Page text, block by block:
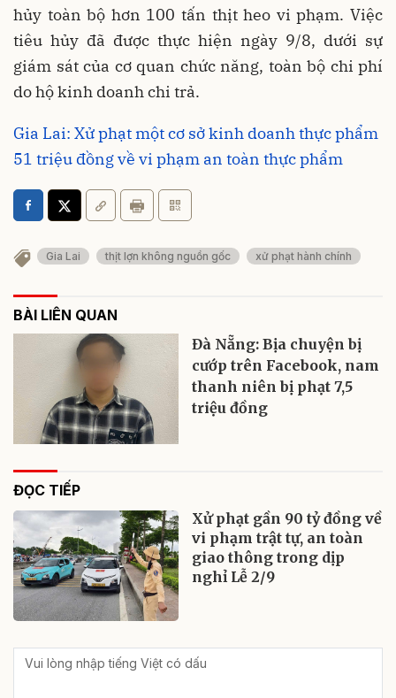
hủy toàn bộ hơn 100 tấn thịt heo vi phạm. Việc
tiêu hủy đã được thực hiện ngày 9/8, dưới sự
giám sát của cơ quan chức năng, toàn bộ chi phí
do hộ kinh doanh chi trả.
Gia Lai: Xử phạt một cơ sở kinh doanh thực phẩm
51 triệu đồng về vi phạm an toàn thực phẩm
Gia Lai thịt lợn không nguồn gốc xử phạt hành chính
BÀI LIÊN QUAN
Đà Nẵng: Bịa chuyện bị
cướp trên Facebook, nam
thanh niên bị phạt 7,5
triệu đồng
ĐỌC TIẾP
Xử phạt gần 90 tỷ đồng về
vi phạm trật tự, an toàn
giao thông trong dịp
nghỉ Lễ 2/9